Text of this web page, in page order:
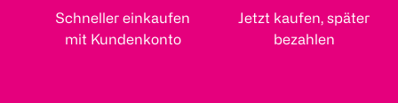
Schneller einkaufen
mit Kundenkonto
Jetzt kaufen, später
bezahlen